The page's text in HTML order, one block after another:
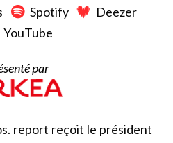
Spotify
Deezer
YouTube
par
report reçoit le président